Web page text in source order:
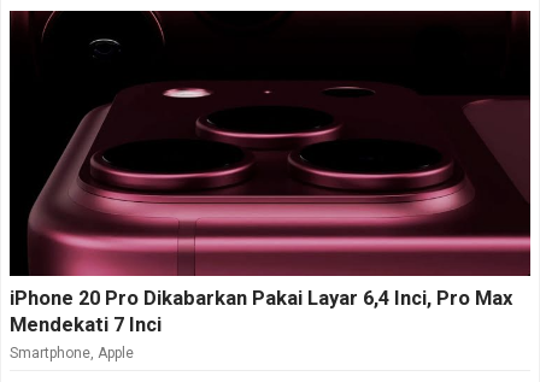
iPhone 20 Pro Dikabarkan Pakai Layar 6,4 Inci, Pro Max
Mendekati 7 Inci
Smartphone, Apple